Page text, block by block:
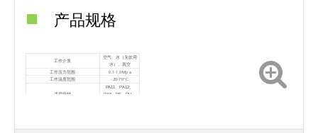
■ 产品规格
工作介质
空气、水（无饮用
水）、真空
工作压力范围 0.1-1.0Mpa
工作温度范围 -20-70°C
适用管材
PA11、PA12、
PA6、PE、PU、